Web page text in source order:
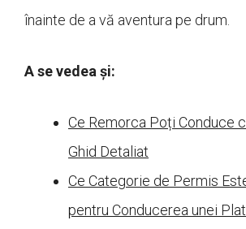
înainte de a vă aventura pe drum.
A se vedea și:
Ce Remorca Poți Conduce
Ghid Detaliat
Ce Categorie de Permis
pentru Conducerea unei